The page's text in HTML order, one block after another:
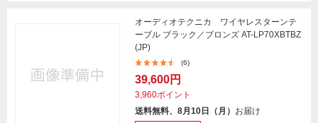
オーディオテクニカ ワイヤレスターンテ
ーブル ブラック／ブロンズ AT-LP70XBTBZ
(JP)
(6)
39,600円
3,960ポイント
送料無料、8月10日（月） お届け